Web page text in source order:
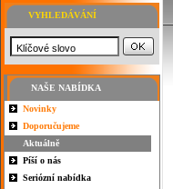
VYHLEDÁVÁNÍ
NAŠE NABÍDKA
Novinky
Doporučujeme
Aktuálně
Píší o nás
Seriózní nabídka